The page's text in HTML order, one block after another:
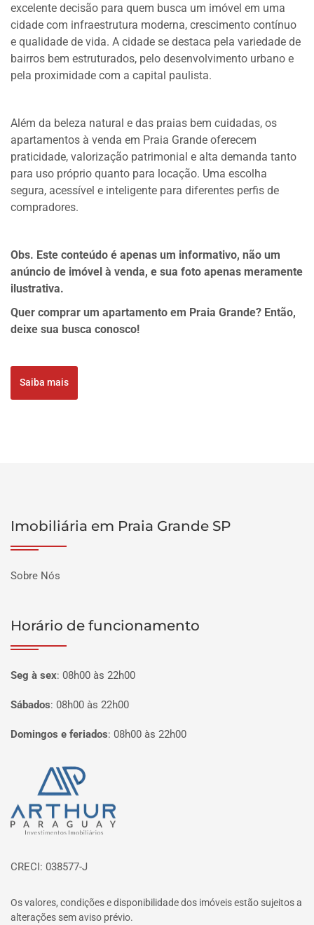
excelente decisão para quem busca um imóvel em uma
cidade com infraestrutura moderna, crescimento contínuo
e qualidade de vida. A cidade se destaca pela variedade de
bairros bem estruturados, pelo desenvolvimento urbano e
pela proximidade com a capital paulista.
Além da beleza natural e das praias bem cuidadas, os
apartamentos à venda em Praia Grande oferecem
praticidade, valorização patrimonial e alta demanda tanto
para uso próprio quanto para locação. Uma escolha
segura, acessível e inteligente para diferentes perfis de
compradores.
Obs. Este conteúdo é apenas um informativo, não um
anúncio de imóvel à venda, e sua foto apenas meramente
ilustrativa.
Quer comprar um apartamento em Praia Grande? Então,
deixe sua busca conosco!
Saiba mais
Imobiliária em Praia Grande SP
Sobre Nós
Horário de funcionamento
Seg à sex: 08h00 às 22h00
Sábados: 08h00 às 22h00
Domingos e feriados: 08h00 às 22h00
Página inicial
CRECI: 038577-J
Os valores, condições e disponibilidade dos imóveis estão sujeitos a
alterações sem aviso prévio.